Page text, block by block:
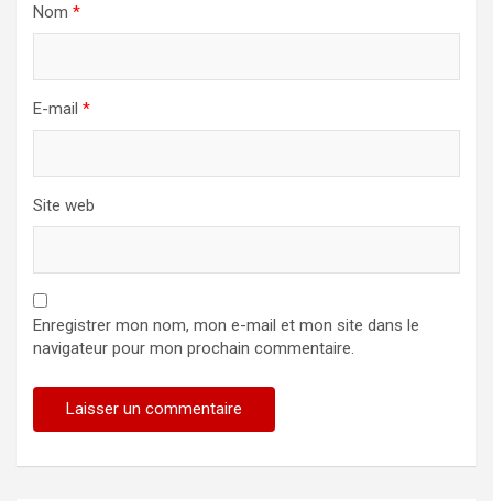
Nom *
E-mail *
Site web
Enregistrer mon nom, mon e-mail et mon site dans le
navigateur pour mon prochain commentaire.